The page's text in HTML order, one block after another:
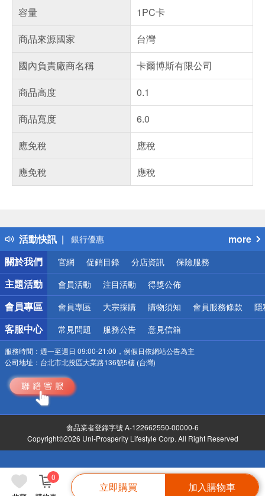
0
立即購買 加入購物車
容量
1PC卡
商品來源國家
台灣
國內負責廠商名稱
卡爾博斯有限公司
商品高度
0.1
商品寬度
6.0
應免稅
應稅
應免稅
應稅
活動快訊
偏遠地區配送
熱門話題
銀行優惠
偏遠地區配送
詐騙網頁！請小心！
more
關於我們
官網 促銷目錄 分店資訊 保險服務
主題活動 會員活動 注目活動 得獎公佈
會員專區 會員專區 大宗採購 購物須知 會員服務條款 隱
客服中心 常見問題 服務公告 意見信箱
服務時間： 週一至週日 09:00-21:00，例假日依網站公告為主
公司地址： 台北市北投區大業路136號5樓 (台灣)
食品業者登錄字號 A-122662550-00000-6
Copyright©2026 Uni-Prosperity Lifestyle Corp. All Right Reserved